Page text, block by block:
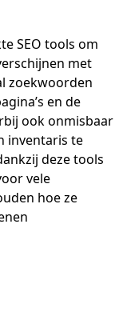
SEO tools om
met
zoekwoorden
en de
ook onmisbaar
inventaris te
deze tools
vele
hoe ze